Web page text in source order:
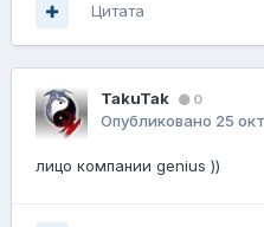
Цитата
TakuTak 0
Опубликовано 25
лицо компании genius ))